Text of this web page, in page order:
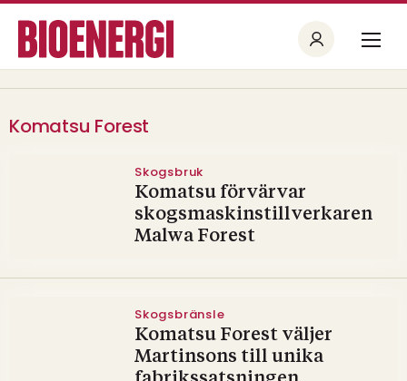
Komatsu Forest
Skogsbruk
Komatsu förvärvar
skogsmaskinstillverkaren
Malwa Forest
Skogsbränsle
Komatsu Forest väljer
Martinsons till unika